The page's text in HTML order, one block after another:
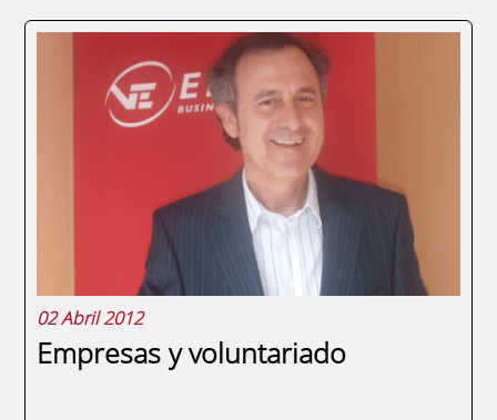
España, febrero de 2014. Lo que te voy a
contar no es una broma.La empresa
Gamezone ha logrado que 12.500 personas
pre-compren y paguen por adelantado el
juego Heroquest, que está aún sin fabricar.
La fecha de entrega es para dentro de diez
02 Abril 2012
Empresas y voluntariado